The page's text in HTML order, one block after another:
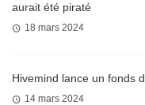
aurait été piraté
18 mars 2024
Hivemind lance un fonds
14 mars 2024